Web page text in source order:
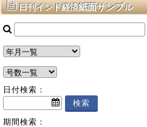
日刊インド経済紙面サンプル
日付検索：
期間検索：